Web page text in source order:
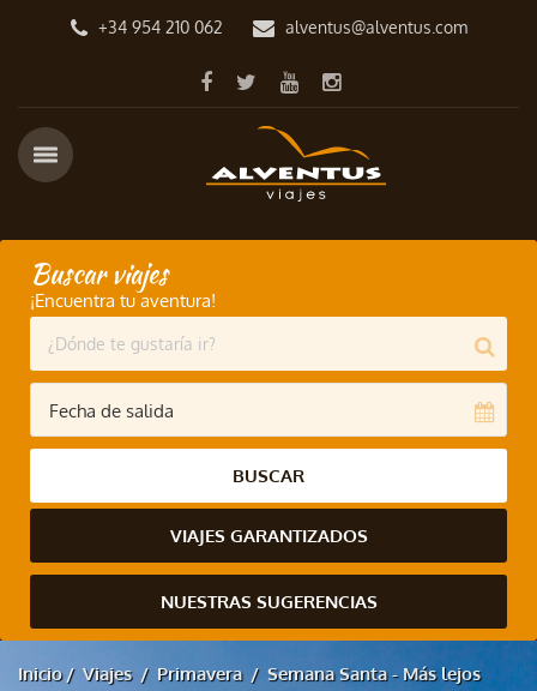
+34 954 210 062 alventus@alventus.com
Buscar viajes
¡Encuentra tu aventura!
BUSCAR
VIAJES GARANTIZADOS
NUESTRAS SUGERENCIAS
Inicio Viajes Primavera Semana Santa - Más lejos